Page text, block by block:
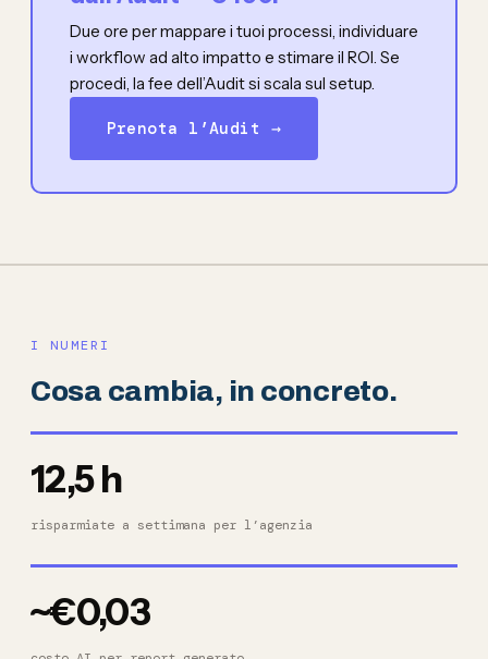
Due ore per mappare i tuoi processi, individuare
i workflow ad alto impatto e stimare il ROI. Se
procedi, la fee dell’Audit si scala sul setup.
Prenota l’Audit →
I NUMERI
Cosa cambia, in concreto.
12,5 h
risparmiate a settimana per l’agenzia
~€0,03